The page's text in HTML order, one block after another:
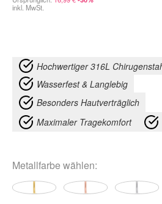
inkl. MwSt.
Hochwertiger 316L
Wasserfest & Langlebig
Besonders Hautverträglich
Maximaler Tragekomfort
Metallfarbe wählen: